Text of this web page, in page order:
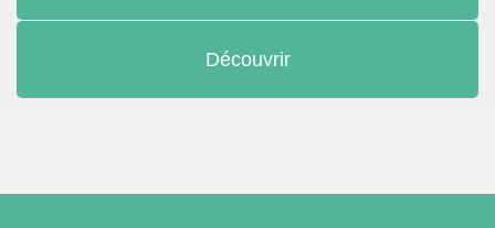
Découvrir